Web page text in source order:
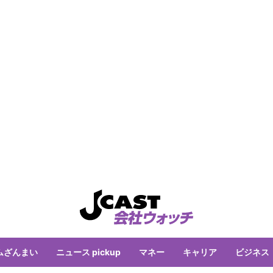
ざんまい ニュース pickup マネー キャリア ビジネス